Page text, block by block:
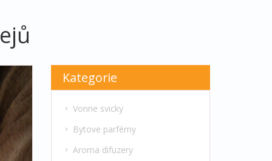
Kategorie
Vonne svicky
Bytove parfémy
Aroma difuzery